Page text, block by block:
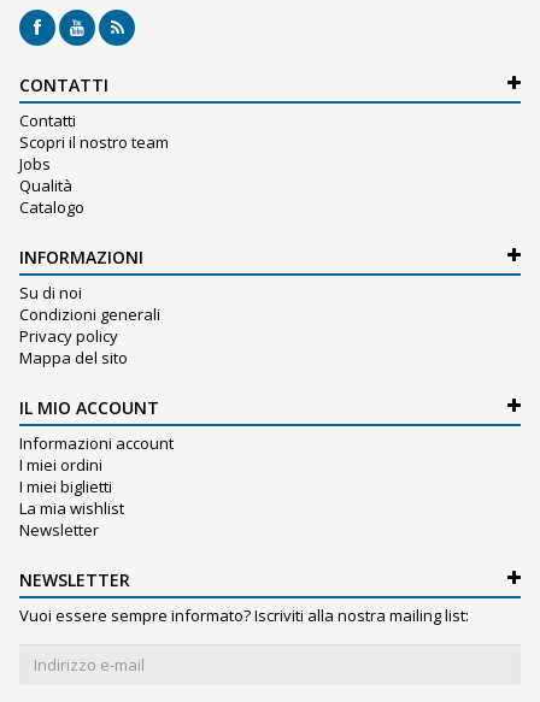
CONTATTI
Contatti
Scopri il nostro team
Jobs
Qualità
Catalogo
INFORMAZIONI
Su di noi
Condizioni generali
Privacy policy
Mappa del sito
IL MIO ACCOUNT
Informazioni account
I miei ordini
I miei biglietti
La mia wishlist
Newsletter
NEWSLETTER
Vuoi essere sempre informato? Iscriviti alla nostra mailing list: